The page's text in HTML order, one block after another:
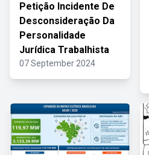
Petição Incidente De
Desconsideração Da
Personalidade
Jurídica Trabalhista
07 September 2024